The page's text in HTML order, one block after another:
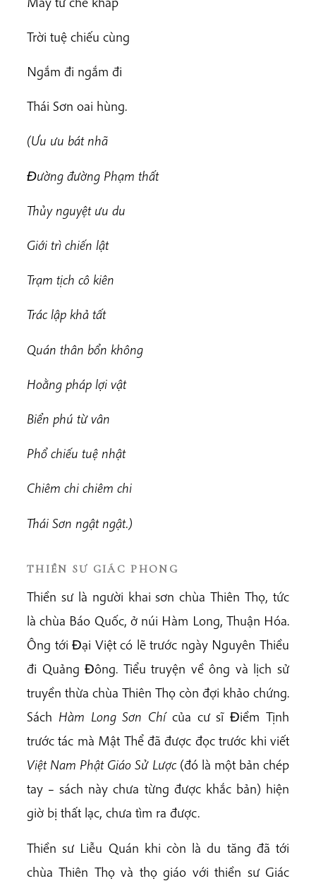
Trời tuệ chiếu cùng
Ngắm đi ngắm đi
Thái Sơn oai hùng.
(Ưu ưu bát nhã
Ðường đường Phạm thất
Thủy nguyệt ưu du
Giới trì chiến lật
Trạm tịch cô kiên
Trác lập khả tất
Quán thân bổn không
Hoằng pháp lợi vật
Biển phú từ vân
Phổ chiếu tuệ nhật
Chiêm chi chiêm chi
Thái Sơn ngật ngật.)
THIỀN SƯ GIÁC PHONG
Thiền sư là người khai sơn chùa Thiên Thọ, tức
là chùa Báo Quốc, ở núi Hàm Long, Thuận Hóa.
Ông tới Ðại Việt có lẽ trước ngày Nguyên Thiều
đi Quảng Ðông. Tiểu truyện về ông và lịch sử
truyền thừa chùa Thiên Thọ còn đợi khảo chứng.
Sách Hàm Long Sơn Chí của cư sĩ Ðiềm Tịnh
trước tác mà Mật Thể đã được đọc trước khi viết
Việt Nam Phật Giáo Sử Lược (đó là một bản chép
tay – sách này chưa từng được khắc bản) hiện
giờ bị thất lạc, chưa tìm ra được.
Thiền sư Liễu Quán khi còn là du tăng đã tới
chùa Thiên Thọ và thọ giáo với thiền sư Giác